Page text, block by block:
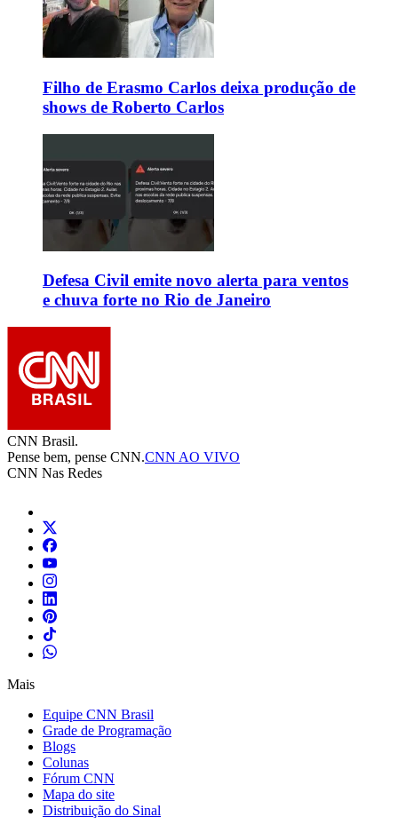
Filho de Erasmo Carlos deixa produção de
shows de Roberto Carlos
Defesa Civil emite novo alerta para ventos
e chuva forte no Rio de Janeiro
CNN Brasil.
Pense bem, pense CNN.CNN AO VIVO
CNN Nas Redes
Mais
Equipe CNN Brasil
Grade de Programação
Blogs
Colunas
Fórum CNN
Mapa do site
Distribuição do Sinal